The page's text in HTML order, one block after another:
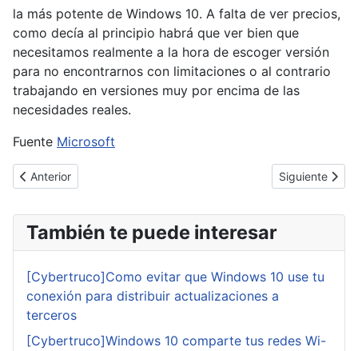
la más potente de Windows 10. A falta de ver precios,
como decía al principio habrá que ver bien que
necesitamos realmente a la hora de escoger versión
para no encontrarnos con limitaciones o al contrario
trabajando en versiones muy por encima de las
necesidades reales.
Fuente Microsoft
Artículo anterior: [Cybertruco]Limpiar y formatear un disco duro
Anterior Artículo
Siguiente
También te puede interesar
[Cybertruco]Como evitar que Windows 10 use tu
conexión para distribuir actualizaciones a
terceros
[Cybertruco]Windows 10 comparte tus redes Wi-